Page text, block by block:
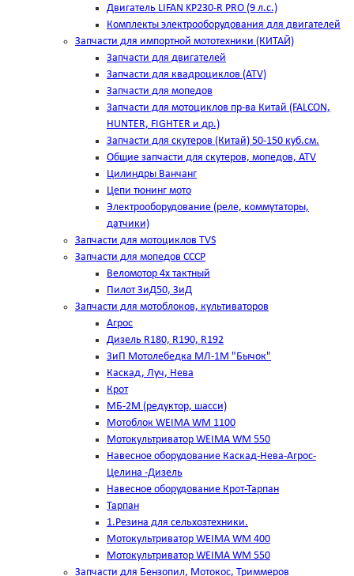
Двигатель LIFAN KP230-R PRO (9 л.с.)
Комплекты электрооборудования для двигателей
Запчасти для импортной мототехники (КИТАЙ)
Запчасти для двигателей
Запчасти для квадроциклов (ATV)
Запчасти для мопедов
Запчасти для мотоциклов пр-ва Китай (FALCON,
HUNTER, FIGHTER и др.)
Запчасти для скутеров (Китай) 50-150 куб.см.
Общие запчасти для скутеров, мопедов, ATV
Цилиндры Ванчанг
Цепи тюнинг мото
Электрооборудование (реле, коммутаторы,
датчики)
Запчасти для мотоциклов TVS
Запчасти для мопедов СССР
Веломотор 4х тактный
Пилот ЗиД50, ЗиД
Запчасти для мотоблоков, культиваторов
Агрос
Дизель R180, R190, R192
ЗиП Мотолебедка МЛ-1М "Бычок"
Каскад, Луч, Нева
Крот
МБ-2М (редуктор, шасси)
Мотоблок WEIMA WM 1100
Мотокультриватор WEIMA WM 550
Навесное оборудование Каскад-Нева-Агрос-
Целина -Дизель
Навесное оборудование Крот-Тарпан
Тарпан
1.Резина для сельхозтехники.
Мотокультриватор WEIMA WM 400
Мотокультриватор WEIMA WM 550
Запчасти для Бензопил, Мотокос, Триммеров